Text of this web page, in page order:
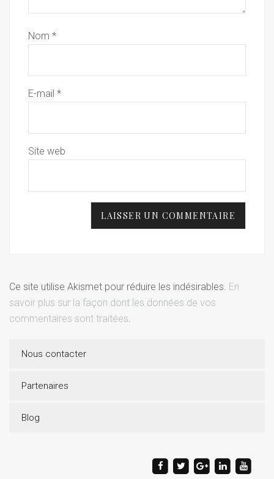
Nom *
E-mail *
Site web
Ce site utilise Akismet pour réduire les indésirables. En
savoir plus sur la façon dont les données de vos
commentaires sont traitées.
Nous contacter
Partenaires
Blog